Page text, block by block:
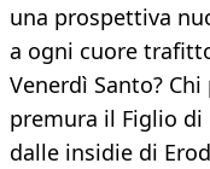
una prospettiva
a ogni cuore
Venerdì Santo?
premura il Figlio
dalle insidie di